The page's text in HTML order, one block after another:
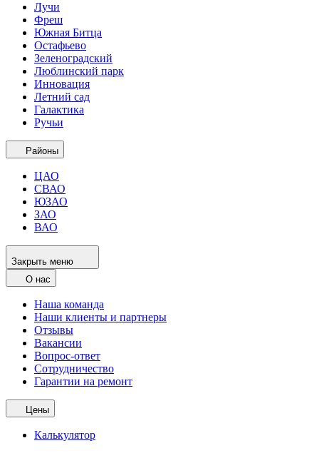
Лучи
Фреш
Южная Битца
Остафьево
Зеленоградский
Люблинский парк
Инновация
Летний сад
Галактика
Ручьи
Районы
ЦАО
СВАО
ЮЗАО
ЗАО
ВАО
Закрыть меню
О нас
Наша команда
Наши клиенты и партнеры
Отзывы
Вакансии
Вопрос-ответ
Сотрудничество
Гарантии на ремонт
Цены
Калькулятор